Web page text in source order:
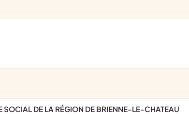
SOCIAL DE LA RÉGION DE BRIENNE-LE-CHATEAU